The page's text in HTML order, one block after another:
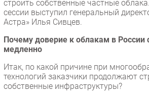
IT класс
Тестовый стенд
Каталог компаний
строить собственные частные
сессии выступил генеральный
Астра» Илья Сивцев.
Почему доверие к облакам в России
медленно
Итак, по какой причине при
технологий заказчики продолжают
собственные инфраструктуры?